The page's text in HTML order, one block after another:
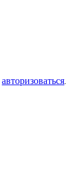
авторизоваться